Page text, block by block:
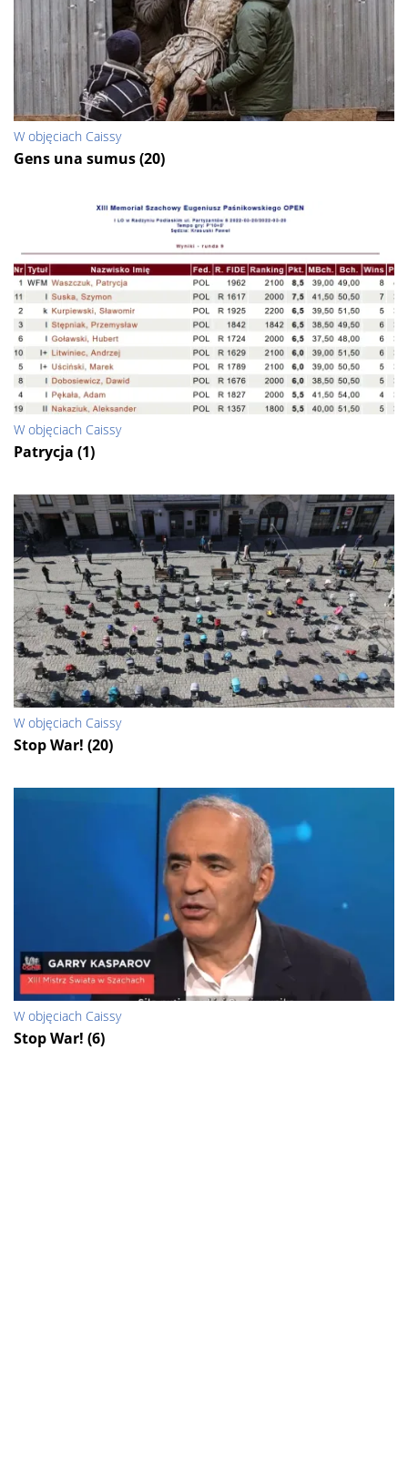
W objęciach Caissy
Gens una sumus (20)
W objęciach Caissy
Patrycja (1)
W objęciach Caissy
Stop War! (20)
W objęciach Caissy
Stop War! (6)